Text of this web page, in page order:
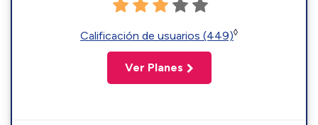
Calificación de usuarios (449)◊
Ver Planes